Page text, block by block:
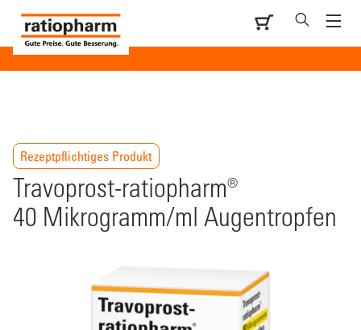
Rezeptpflichtiges Produkt
Travoprost-ratiopharm®
40 Mikrogramm/ml Augentropfen